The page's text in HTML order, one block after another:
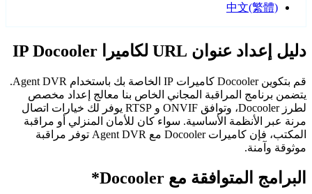
中文(繁體)
دليل إعداد عنوان URL لكاميرا IP Docooler
قم بتكوين Docooler كاميرات IP الخاصة بك باستخدام Agent DVR.
يتضمن برنامج المراقبة المجاني الخاص بنا معالج إعداد مخصص
لطرز Docooler، وتوافق ONVIF و RTSP يوفر لك خيارات اتصال
مرنة عبر الأنظمة الأساسية. سواء كان للأمان المنزلي أو مراقبة
المكتب، فإن كاميرات Docooler مع Agent DVR توفر مراقبة
موثوقة وآمنة.
البرامج المتوافقة مع Docooler*